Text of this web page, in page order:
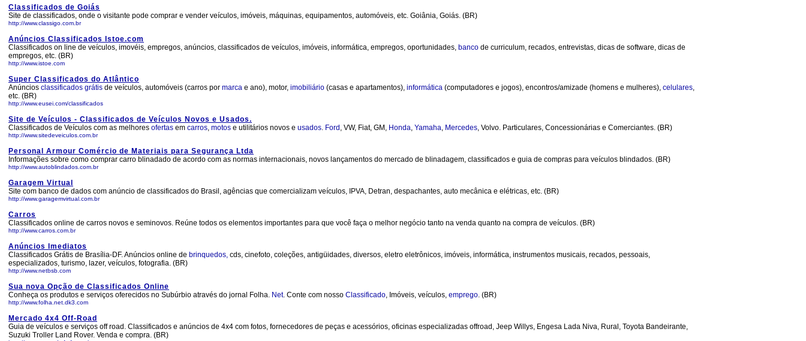
Classificados de Goiás
Site de classificados, onde o visitante pode comprar e vender veículos, imóveis, máquinas, equipamentos, automóveis, etc. Goiânia, Goiás. (BR)
http://www.classigo.com.br
Anúncios Classificados Istoe.com
Classificados on line de veículos, imovéis, empregos, anúncios, classificados de veículos, imóveis, informática, empregos, oportunidades, banco de curriculum, recados, entrevistas, dicas de software, dicas de
empregos, etc. (BR)
http://www.istoe.com
Super Classificados do Atlântico
Anúncios classificados grátis de veículos, automóveis (carros por marca e ano), motor, imobiliário (casas e apartamentos), informática (computadores e jogos), encontros/amizade (homens e mulheres), celulares,
etc. (BR)
http://www.eusei.com/classificados
Site de Veículos - Classificados de Veículos Novos e Usados.
Classificados de Veículos com as melhores ofertas em carros, motos e utilitários novos e usados. Ford , VW, Fiat, GM, Honda, Yamaha, Mercedes, Volvo. Particulares, Concessionárias e Comerciantes. (BR)
http://www.sitedeveiculos.com.br
Personal Armour Comércio de Materiais para Segurança Ltda
Informações sobre como comprar carro blinadado de acordo com as normas internacionais, novos lançamentos do mercado de blinadagem, classificados e guia de compras para veículos blindados. (BR)
http://www.autoblindados.com.br
Garagem Virtual
Site com banco de dados com anúncio de classificados do Brasil, agências que comercializam veículos, IPVA, Detran, despachantes, auto mecânica e elétricas, etc. (BR)
http://www.garagemvirtual.com.br
Carros
Classificados online de carros novos e seminovos. Reúne todos os elementos importantes para que você faça o melhor negócio tanto na venda quanto na compra de veículos. (BR)
http://www.carros.com.br
Anúncios Imediatos
Classificados Grátis de Brasília-DF. Anúncios online de brinquedos, cds, cinefoto, coleções, antigüidades, diversos, eletro eletrônicos, imóveis, informática, instrumentos musicais, recados, pessoais,
especializados, turismo, lazer, veículos, fotografia. (BR)
http://www.netbsb.com
Sua nova Opção de Classificados Online
Conheça os produtos e serviços oferecidos no Subúrbio através do jornal Folha. Net. Conte com nosso Classificado, Imóveis, veículos, emprego. (BR)
http://www.folha.net.dk3.com
Mercado 4x4 Off-Road
Guia de veículos e serviços off road. Classificados e anúncios de 4x4 com fotos, fornecedores de peças e acessórios, oficinas especializadas offroad, Jeep Willys, Engesa Lada Niva, Rural, Toyota Bandeirante,
Suzuki Troller Land Rover. Venda e compra. (BR)